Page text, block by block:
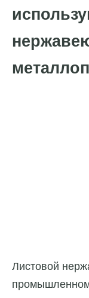
Листовой